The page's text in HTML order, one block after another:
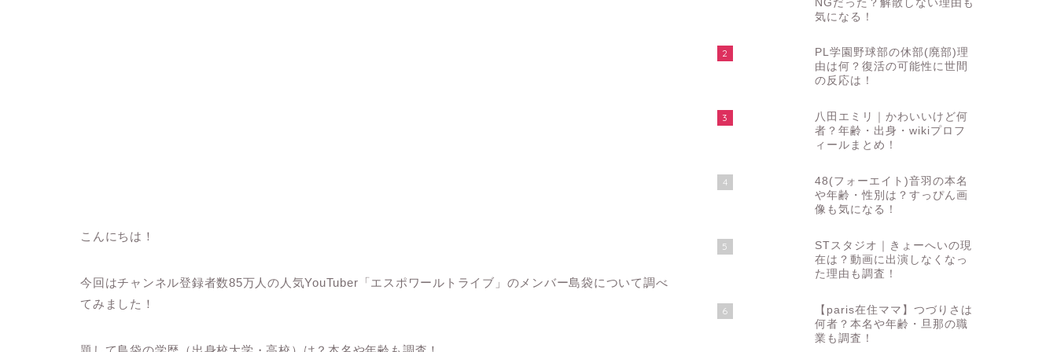
こんにちは！
今回はチャンネル登録者数85万人の人気YouTuber「エスポワールトライブ」のメンバー島袋について調べ
てみました！
NGだった？解散しない理由も
気になる！
2
PL学園野球部の休部(廃部)理
由は何？復活の可能性に世間
の反応は！
3
八田エミリ｜かわいいけど何
者？年齢・出身・wikiプロフ
ィールまとめ！
4
48(フォーエイト)音羽の本名
や年齢・性別は？すっぴん画
像も気になる！
5
STスタジオ｜きょーへいの現
在は？動画に出演しなくなっ
た理由も調査！
6
【paris在住ママ】つづりさは
何者？本名や年齢・旦那の職
業も調査！